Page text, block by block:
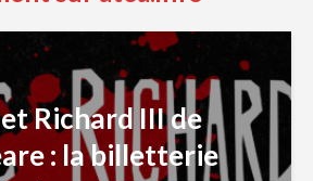
Richard III de
: la billetterie